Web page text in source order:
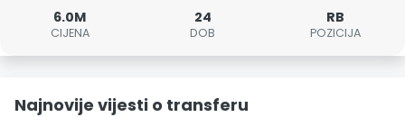
6.0M
CIJENA
24
DOB
RB
POZICIJA
Najnovije vijesti o transferu